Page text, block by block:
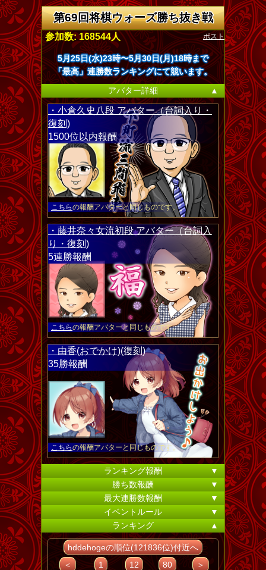
第69回将棋ウォーズ勝ち抜き戦
ポスト
参加数: 168544人
5月25日(水)23時〜5月30日(月)18時まで
「最高」連勝数ランキングにて競います。
アバター詳細
▲
・小倉久史八段 アバター（台詞入り・
復刻)
1500位以内報酬
こちらの報酬アバターと同じものです。
・藤井奈々女流初段 アバター（台詞入
り・復刻)
5連勝報酬
こちらの報酬アバターと同じものです。
・由香(おでかけ)(復刻)
35勝報酬
こちらの報酬アバターと同じものです。
ランキング報酬
▼
勝ち数報酬
▼
最大連勝数報酬
▼
イベントルール
▼
ランキング
▲
hddehogeの順位(121836位)付近へ
＜
1 12 80 ＞